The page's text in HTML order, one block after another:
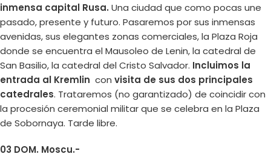
inmensa capital Rusa. Una ciudad que como pocas une
pasado, presente y futuro. Pasaremos por sus inmensas
avenidas, sus elegantes zonas comerciales, la Plaza Roja
donde se encuentra el Mausoleo de Lenin, la catedral de
San Basilio, la catedral del Cristo Salvador. Incluimos la
entrada al Kremlin con visita de sus dos principales
catedrales. Trataremos (no garantizado) de coincidir con
la procesión ceremonial militar que se celebra en la Plaza
de Sobornaya. Tarde libre.
03 DOM. Moscu.-